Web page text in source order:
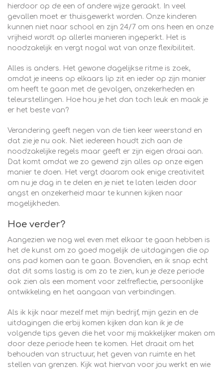
hierdoor op de een of andere wijze geraakt. In veel
gevallen moet er thuisgewerkt worden. Onze kinderen
kunnen niet naar school en zijn 24/7 om ons heen en onze
vrijheid wordt op allerlei manieren ingeperkt. Het is
noodzakelijk en vergt nogal wat van onze flexibiliteit.
Alles is anders. Het gewone dagelijkse ritme is zoek,
omdat je ineens op elkaars lip zit en ieder op zijn manier
om heeft te gaan met de gevolgen, onzekerheden en
teleurstellingen. Hoe hou je het dan toch leuk en maak je
er het beste van?
Verandering geeft negen van de tien keer weerstand en
dat zie je nu ook. Niet iedereen houdt zich aan de
noodzakelijke regels maar geeft er zijn eigen draai aan.
Dat komt omdat we zo gewend zijn alles op onze eigen
manier te doen. Het vergt daarom ook enige creativiteit
om nu je dag in te delen en je niet te laten leiden door
angst en onzekerheid maar te kunnen kijken naar
mogelijkheden.
Hoe verder?
Aangezien we nog wel even met elkaar te gaan hebben is
het de kunst om zo goed mogelijk de uitdagingen die op
ons pad komen aan te gaan. Bovendien, en ik snap echt
dat dit soms lastig is om zo te zien, kun je deze periode
ook zien als een moment voor zelfreflectie, persoonlijke
ontwikkeling en het aangaan van verbindingen.
Als ik kijk naar mezelf met mijn bedrijf, mijn gezin en de
uitdagingen die erbij komen kijken dan kan ik je de
volgende tips geven die het voor mij makkelijker maken om
door deze periode heen te komen. Het draait om het
behouden van structuur, het geven van ruimte en het
stellen van grenzen. Kijk wat hiervan voor jou werkt en wie